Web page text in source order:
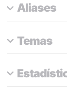
Aliases
Temas